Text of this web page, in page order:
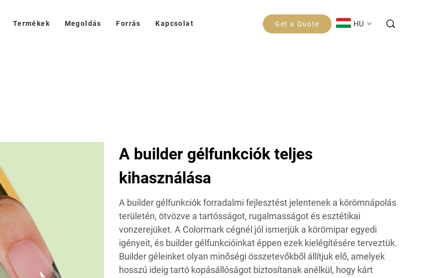
Termékek Megoldás Forrás Kapcsolat Get a Quote HU
A builder gélfunkciók teljes
kihasználása
A builder gélfunkciók forradalmi fejlesztést jelentenek a körömnápolás
területén, ötvözve a tartósságot, rugalmasságot és esztétikai
vonzerejüket. A Colormark cégnél jól ismerjük a körömipar egyedi
igényeit, és builder gélfunkcióinkat éppen ezek kielégítésére terveztük.
Builder géleinket olyan minőségi összetevőkből állítjuk elő, amelyek
hosszú ideig tartó kopásállóságot biztosítanak anélkül, hogy kárt